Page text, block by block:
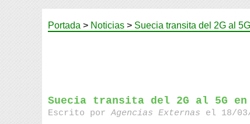
Portada > Noticias > Suecia transita del 2G al
Suecia transita del 2G al 5G
Escrito porAgencias Externas el 18/